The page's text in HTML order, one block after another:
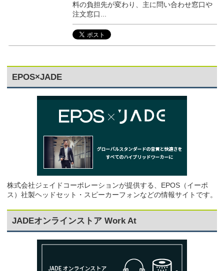
料の負担先が変わり、主に問い合わせ窓口や
注文窓口...
EPOS×JADE
株式会社ジェイドコーポレーションが提供する、EPOS（イーポ
ス）社製ヘッドセット・スピーカーフォンなどの情報サイトです。
JADEオンラインストア Work At